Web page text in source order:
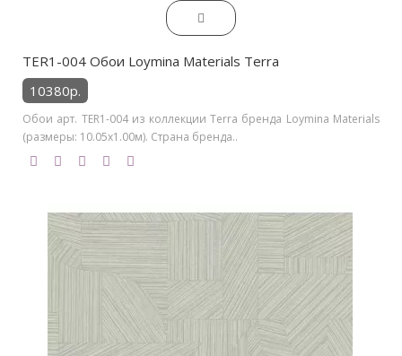
TER1-004 Обои Loymina Materials Terra
10380р.
Обои арт. TER1-004 из коллекции Terra бренда Loymina Materials
(размеры: 10.05х1.00м). Страна бренда..